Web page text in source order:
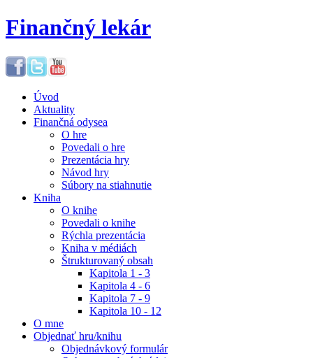
Finančný lekár
Úvod
Aktuality
Finančná odysea
O hre
Povedali o hre
Prezentácia hry
Návod hry
Súbory na stiahnutie
Kniha
O knihe
Povedali o knihe
Rýchla prezentácia
Kniha v médiách
Štrukturovaný obsah
Kapitola 1 - 3
Kapitola 4 - 6
Kapitola 7 - 9
Kapitola 10 - 12
O mne
Objednať hru/knihu
Objednávkový formulár